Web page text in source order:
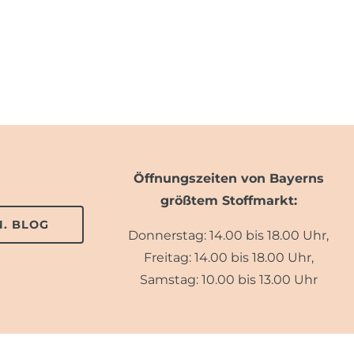
BLOG
Öffnungszeiten von Bayerns
größtem Stoffmarkt:
Donnerstag: 14.00 bis 18.00 Uhr,
Freitag: 14.00 bis 18.00 Uhr,
Samstag: 10.00 bis 13.00 Uhr